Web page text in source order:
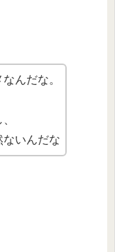
んだな。
いんだな